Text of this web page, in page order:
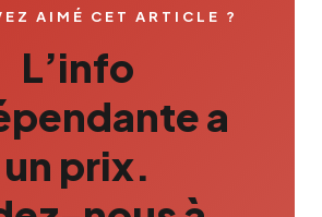
AIMÉ CET ARTICLE ?
L’info
a
un prix.